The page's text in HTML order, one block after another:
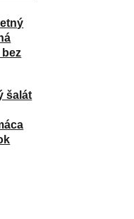
šalát